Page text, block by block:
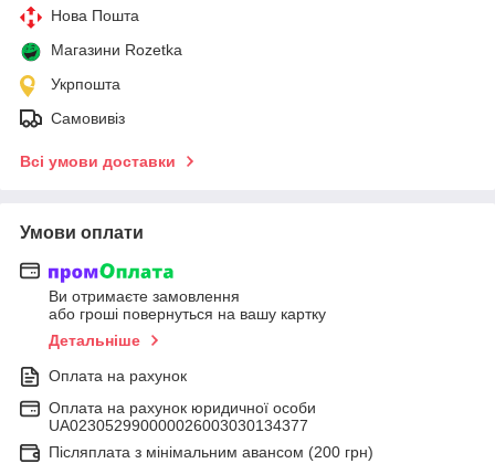
Нова Пошта
Магазини Rozetka
Укрпошта
Самовивіз
Всі умови доставки
Умови оплати
Ви отримаєте замовлення
або гроші повернуться на вашу картку
Детальніше
Оплата на рахунок
Оплата на рахунок юридичної особи
UA023052990000026003030134377
Післяплата з мінімальним авансом (200 грн)